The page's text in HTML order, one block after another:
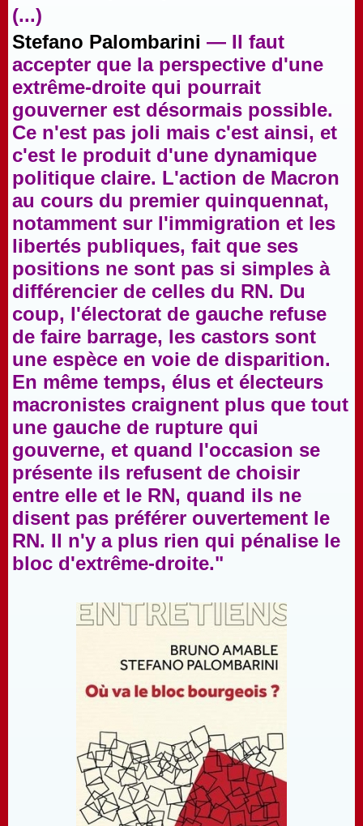
(...)
Stefano Palombarini — Il faut
accepter que la perspective d'une
extrême-droite qui pourrait
gouverner est désormais possible.
Ce n'est pas joli mais c'est ainsi, et
c'est le produit d'une dynamique
politique claire. L'action de Macron
au cours du premier quinquennat,
notamment sur l'immigration et les
libertés publiques, fait que ses
positions ne sont pas si simples à
différencier de celles du RN. Du
coup, l'électorat de gauche refuse
de faire barrage, les castors sont
une espèce en voie de disparition.
En même temps, élus et électeurs
macronistes craignent plus que tout
une gauche de rupture qui
gouverne, et quand l'occasion se
présente ils refusent de choisir
entre elle et le RN, quand ils ne
disent pas préférer ouvertement le
RN. Il n'y a plus rien qui pénalise le
bloc d'extrême-droite."